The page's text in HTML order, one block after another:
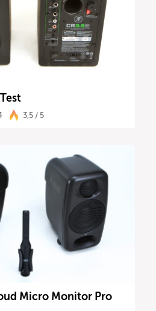
3,5 / 5
Micro Monitor Pro